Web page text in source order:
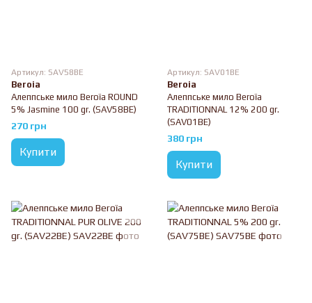
Артикул: SAV58BE
Beroia
Алеппське мило Beroïa ROUND
5% Jasmine 100 gr. (SAV58BE)
270 грн
Купити
Артикул: SAV01BE
Beroia
Алеппське мило Beroïa
TRADITIONNAL 12% 200 gr.
(SAV01BE)
380 грн
Купити